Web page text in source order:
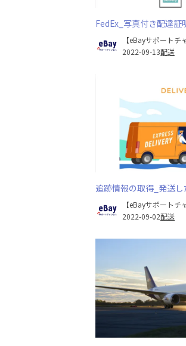
FedEx_写真付き配達証
【eBayサポート
2022-09-13配送
追跡情報の取得_発送
【eBayサポート
2022-09-02配送